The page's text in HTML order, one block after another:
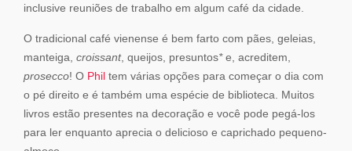
inclusive reuniões de trabalho em algum café da cidade.
O tradicional café vienense é bem farto com pães, geleias,
manteiga, croissant, queijos, presuntos*e, acreditem,
prosecco! O Phil tem várias opções para começar o dia com
o pé direito e é também uma espécie de biblioteca. Muitos
livros estão presentes na decoração e você pode pegá-los
para ler enquanto aprecia o delicioso e caprichado pequeno-